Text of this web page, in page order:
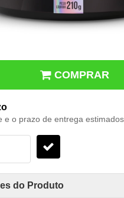
COMPRAR
e o prazo de entrega
do Produto